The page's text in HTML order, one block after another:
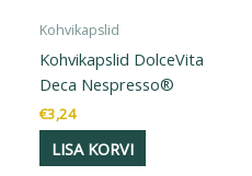
Kohvikapslid
Kohvikapslid DolceVita
Deca Nespresso®
€3,24
LISA KORVI